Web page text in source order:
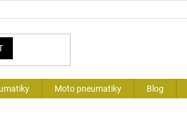
Moto pneumatiky Blog